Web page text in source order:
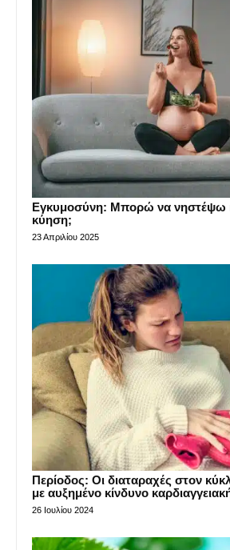
Εγκυμοσύνη: Μπορώ να νηστέψω
κύηση;
23 Απριλίου 2025
Περίοδος: Οι διαταραχές στον
με αυξημένο κίνδυνο
26 Ιουλίου 2024